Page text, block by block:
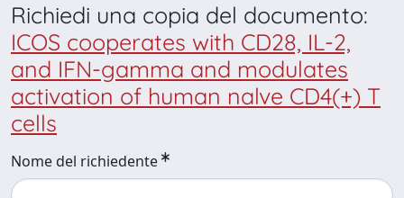
Richiedi una copia del documento:
ICOS cooperates with CD28, IL-2,
and IFN-gamma and modulates
activation of human nalve CD4(+) T
cells
Nome del richiedente